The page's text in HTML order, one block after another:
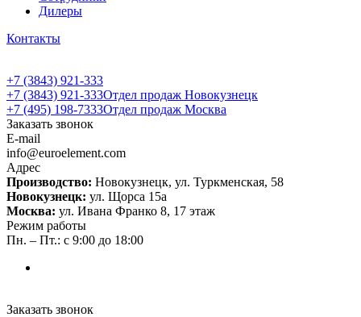
Дилеры
Контакты
+7 (3843) 921-333
+7 (3843) 921-333Отдел продаж Новокузнецк
+7 (495) 198-7333Отдел продаж Москва
Заказать звонок
E-mail
info@euroelement.com
Адрес
Производство: Новокузнецк, ул. Туркменская, 58
Новокузнецк: ул. Щорса 15а
Москва: ул. Ивана Франко 8, 17 этаж
Режим работы
Пн. – Пт.: с 9:00 до 18:00
Заказать звонок